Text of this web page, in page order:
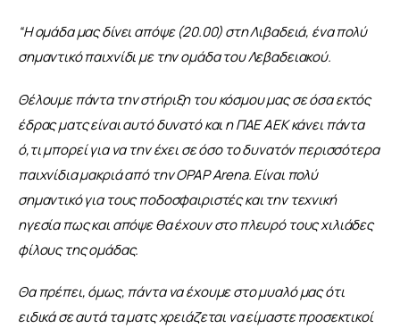
“Η ομάδα μας δίνει απόψε (20.00) στη Λιβαδειά, ένα πολύ
σημαντικό παιχνίδι με την ομάδα του Λεβαδειακού.
Θέλουμε πάντα την στήριξη του κόσμου μας σε όσα εκτός
έδρας ματς είναι αυτό δυνατό και η ΠΑΕ ΑΕΚ κάνει πάντα
ό,τι μπορεί για να την έχει σε όσο το δυνατόν περισσότερα
παιχνίδια μακριά από την OPAP Arena. Είναι πολύ
σημαντικό για τους ποδοσφαιριστές και την τεχνική
ηγεσία πως και απόψε θα έχουν στο πλευρό τους χιλιάδες
φίλους της ομάδας.
Θα πρέπει, όμως, πάντα να έχουμε στο μυαλό μας ότι
ειδικά σε αυτά τα ματς χρειάζεται να είμαστε προσεκτικοί